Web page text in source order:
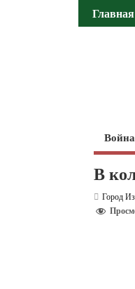
Главная
Война
В
Город